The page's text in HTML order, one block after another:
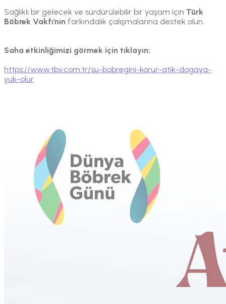
Sağlıklı bir gelecek ve sürdürülebilir bir yaşam için Türk
Böbrek Vakfı’nın farkındalık çalışmalarına destek olun.
Saha etkinliğimizi görmek için tıklayın;
https://www.tbv.com.tr/su-bobregini-korur-atik-dogaya-
yuk-olur